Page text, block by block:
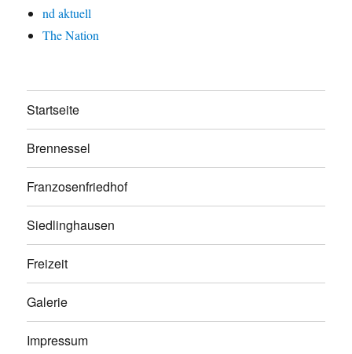
nd aktuell
The Nation
Startseite
Brennessel
Franzosenfriedhof
Siedlinghausen
Freizeit
Galerie
Impressum